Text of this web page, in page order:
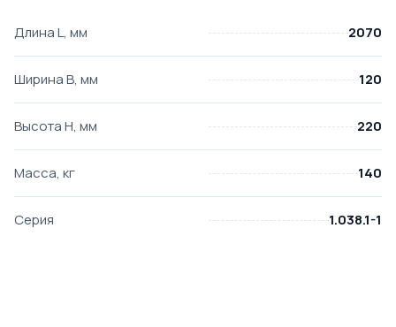
Длина L, мм 2070
Ширина B, мм 120
Высота H, мм 220
Масса, кг 140
Серия 1.038.1-1